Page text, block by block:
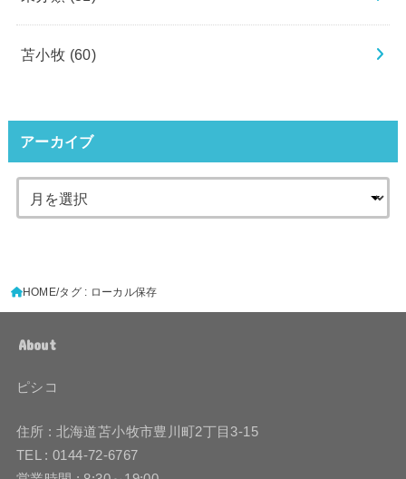
苫小牧 (60)
アーカイブ
HOME タグ : ローカル保存
About
ピシコ
住所 : 北海道苫小牧市豊川町2丁目3-15
TEL : 0144-72-6767